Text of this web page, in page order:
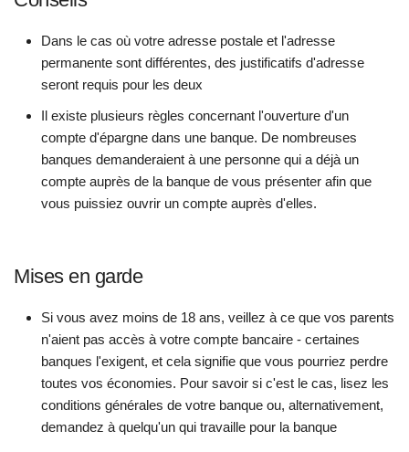
Dans le cas où votre adresse postale et l'adresse
permanente sont différentes, des justificatifs d'adresse
seront requis pour les deux
Il existe plusieurs règles concernant l'ouverture d'un
compte d'épargne dans une banque. De nombreuses
banques demanderaient à une personne qui a déjà un
compte auprès de la banque de vous présenter afin que
vous puissiez ouvrir un compte auprès d'elles.
Mises en garde
Si vous avez moins de 18 ans, veillez à ce que vos parents
n'aient pas accès à votre compte bancaire - certaines
banques l'exigent, et cela signifie que vous pourriez perdre
toutes vos économies. Pour savoir si c'est le cas, lisez les
conditions générales de votre banque ou, alternativement,
demandez à quelqu'un qui travaille pour la banque